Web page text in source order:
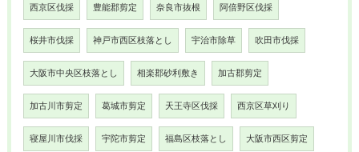
西京区伐採 豊能郡剪定 奈良市抜根 阿倍野区伐採
桜井市伐採 神戸市西区枝落とし 宇治市除草 吹田市伐採
大阪市中央区枝落とし 相楽郡砂利敷き 加古郡剪定
加古川市剪定 葛城市剪定 天王寺区伐採 西京区草刈り
寝屋川市伐採 宇陀市剪定 福島区枝落とし 大阪市西区剪定